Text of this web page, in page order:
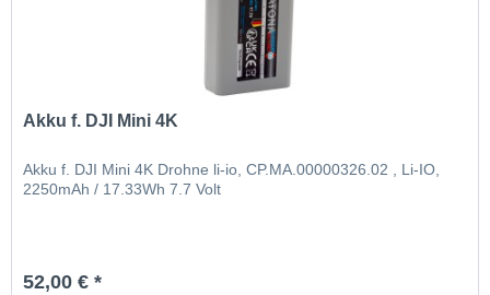
Akku f. DJI Mini 4K
Akku f. DJI Mini 4K Drohne li-io, CP.MA.00000326.02 , Li-IO,
2250mAh / 17.33Wh 7.7 Volt
52,00 € *